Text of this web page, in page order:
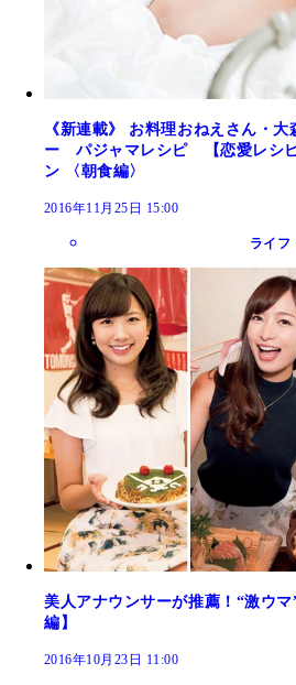
《新連載》 お料理おねえさん・
ー パジャマレシピ 【恋愛レシ
ン 〈朝食編〉
2016年11月25日 15:00
ライフ
美人アナウンサーが推薦！“激ウ
編】
2016年10月23日 11:00